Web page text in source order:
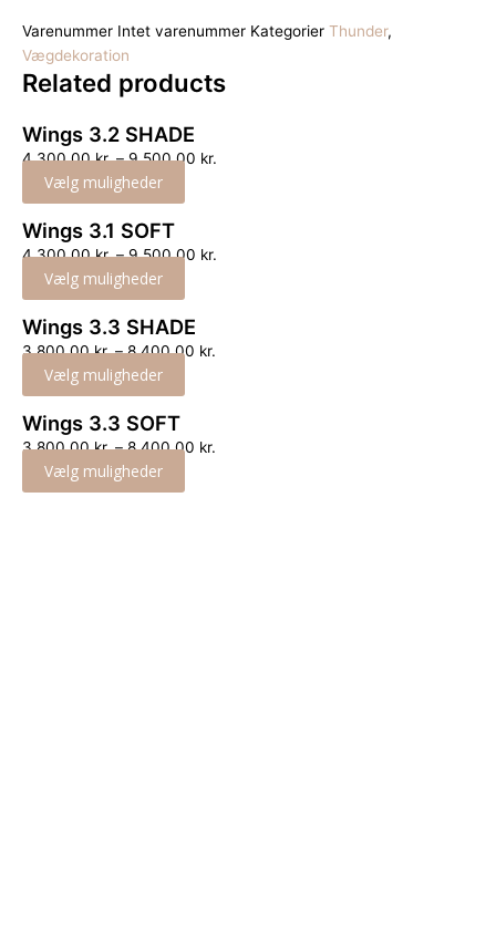
Varenummer Intet varenummer Kategorier Thunder,
Vægdekoration
Related products
Wings 3.2 SHADE
4,300.00kr. – 9,500.00 kr.
Vælg muligheder
Wings 3.1 SOFT
4,300.00kr. – 9,500.00 kr.
Vælg muligheder
Wings 3.3 SHADE
3,800.00kr. – 8,400.00 kr.
Vælg muligheder
Wings 3.3 SOFT
3,800.00kr. – 8,400.00 kr.
Vælg muligheder